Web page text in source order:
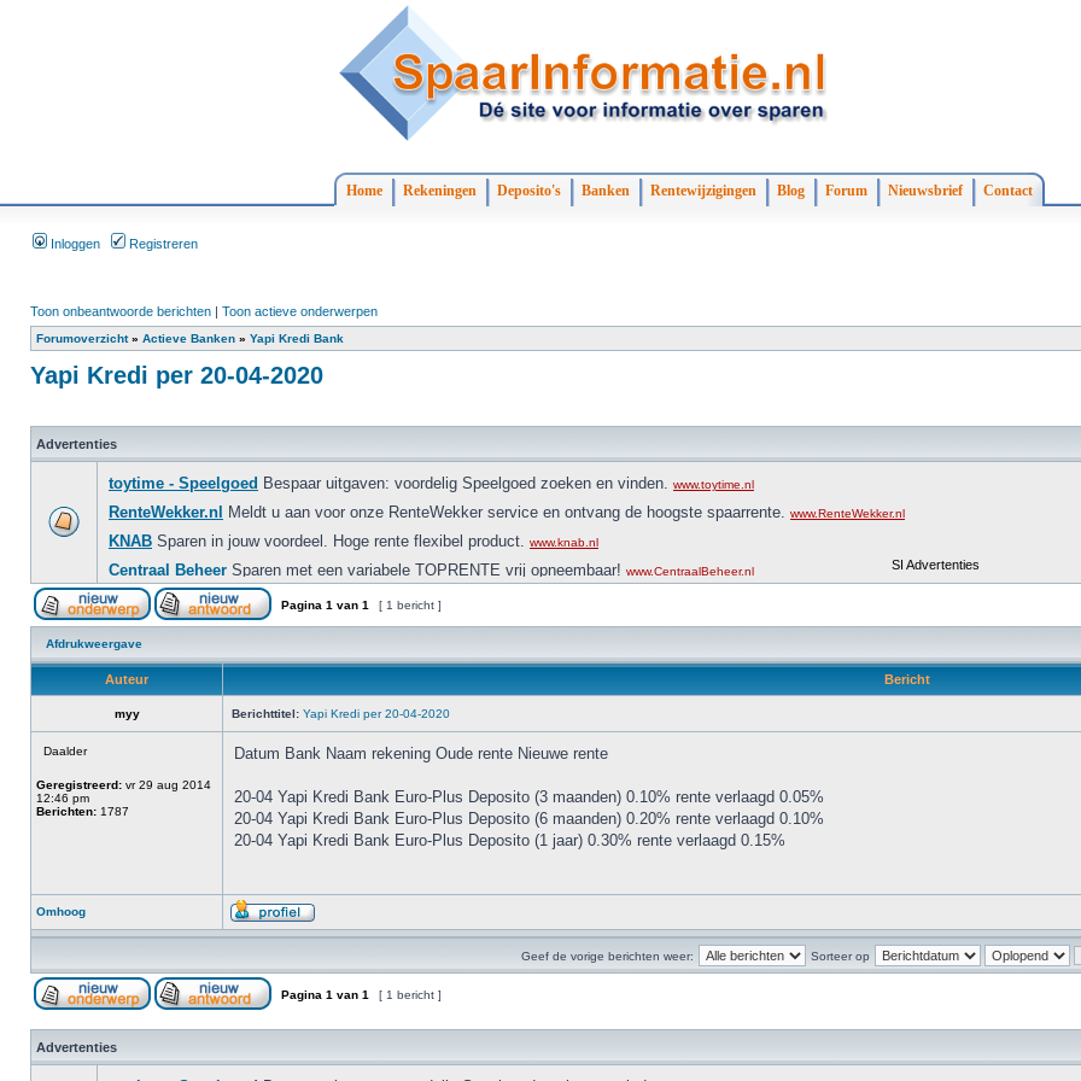
Home Rekeningen Deposito's Banken Rentewijzigingen Blog Forum Nieuwsbrief Contact
Inloggen Registreren
Toon onbeantwoorde berichten | Toon actieve onderwerpen
Forumoverzicht» Actieve Banken » Yapi Kredi Bank
Yapi Kredi per 20-04-2020
Advertenties
Pagina 1 van 1 [ 1 bericht ]
Afdrukweergave
Auteur Bericht
myy Berichttitel: Yapi Kredi per 20-04-2020
Daalder
Geregistreerd: vr 29 aug 2014
12:46 pm
Berichten: 1787
Datum Bank Naam rekening Oude rente Nieuwe rente
20-04 Yapi Kredi Bank Euro-Plus Deposito (3 maanden) 0.10% rente verlaagd 0.05%
20-04 Yapi Kredi Bank Euro-Plus Deposito (6 maanden) 0.20% rente verlaagd 0.10%
20-04 Yapi Kredi Bank Euro-Plus Deposito (1 jaar) 0.30% rente verlaagd 0.15%
Omhoog
Geef de vorige berichten weer: Sorteer op
Pagina 1 van 1 [ 1 bericht ]
Advertenties